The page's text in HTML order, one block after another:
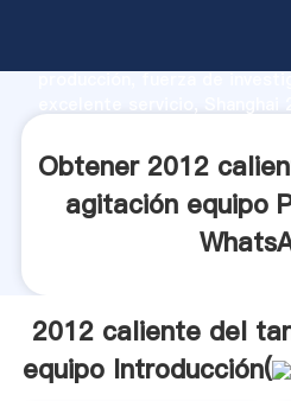
producción, fuerza de
aporta valores a todos los
Obtener 2012
agitación equipo
2012 caliente del
equipo Introducción(